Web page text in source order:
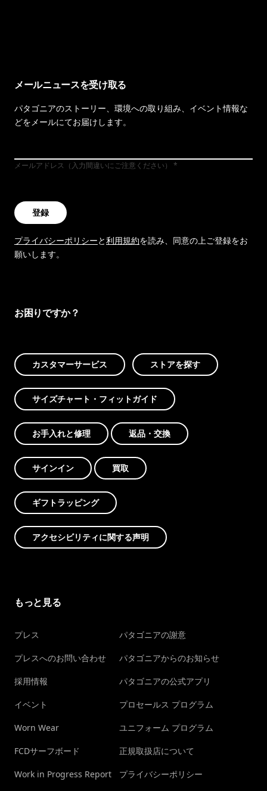
メールニュースを受け取る
パタゴニアのストーリー、環境への取り組み、イベント情報な
どをメールにてお届けします。
メールアドレス（入力間違いにご注意ください）
登録
プライバシーポリシーと利用規約を読み、同意の上ご登録をお
願いします。
お困りですか？
カスタマーサービス ストアを探す
サイズチャート・フィットガイド
お手入れと修理 返品・交換
サインイン 買取
ギフトラッピング
アクセシビリティに関する声明
もっと見る
プレス
プレスへのお問い合わせ
採用情報
イベント
Worn Wear
FCDサーフボード
Work in Progress Report
パタゴニアの謝意
パタゴニアからのお知らせ
パタゴニアの公式アプリ
プロセールス プログラム
ユニフォーム プログラム
正規取扱店について
プライバシーポリシー